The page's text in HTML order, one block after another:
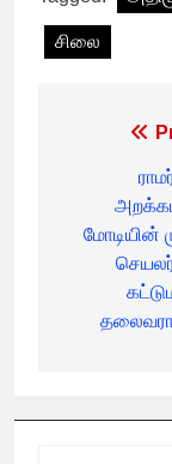
சிலை
மோடியின்